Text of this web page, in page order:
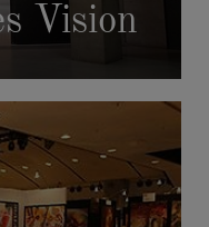
Vision